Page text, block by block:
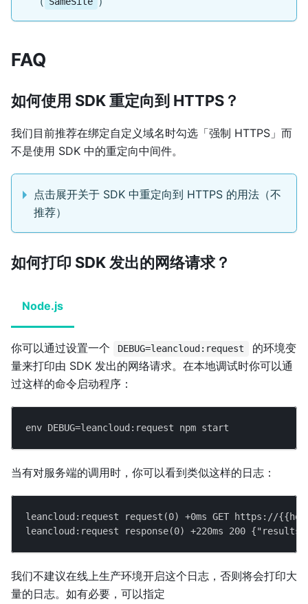
FAQ
如何使用 SDK 重定向到 HTTPS？
我们目前推荐在绑定自定义域名时勾选「强制 HTTPS」而
不是使用 SDK 中的重定向中间件。
点击展开关于 SDK 中重定向到 HTTPS 的用法（不
推荐）
如何打印 SDK 发出的网络请求？
Node.js
你可以通过设置一个 DEBUG=leancloud:request
的环境变
量来打印由 SDK 发出的网络请求。在本地调试时你可以通
过这样的命令启动程序：
env DEBUG=leancloud:request npm start
当有对服务端的调用时，你可以看到类似这样的日志：
leancloud:request request(0) +0ms GET https://
leancloud:request response(0) +220ms 200
我们不建议在线上生产环境开启这个日志，否则将会打印大
量的日志。如有必要，可以指定